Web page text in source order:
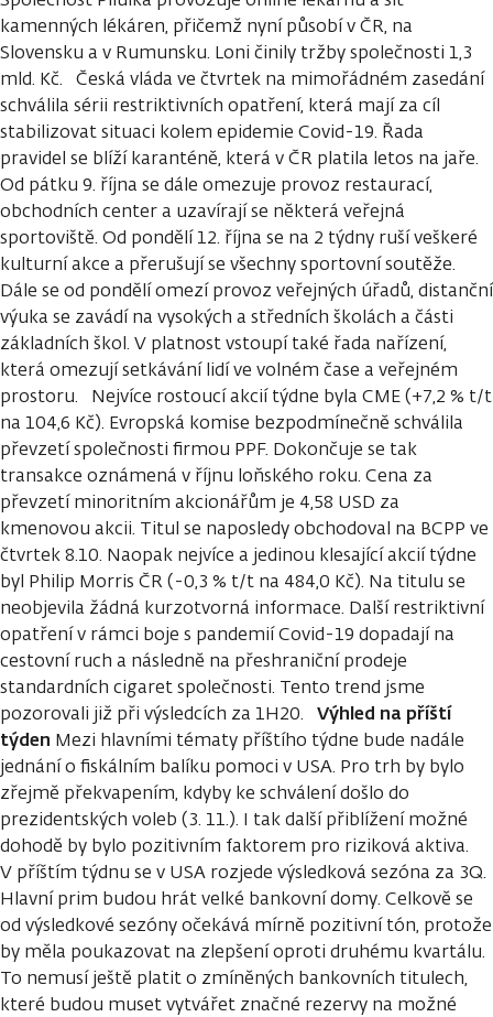
kamenných lékáren, přičemž nyní působí v ČR, na
Slovensku a v Rumunsku. Loni činily tržby společnosti 1,3
mld. Kč. Česká vláda ve čtvrtek na mimořádném zasedání
schválila sérii restriktivních opatření, která mají za cíl
stabilizovat situaci kolem epidemie Covid-19. Řada
pravidel se blíží karanténě, která v ČR platila letos na jaře.
Od pátku 9. října se dále omezuje provoz restaurací,
obchodních center a uzavírají se některá veřejná
sportoviště. Od pondělí 12. října se na 2 týdny ruší veškeré
kulturní akce a přerušují se všechny sportovní soutěže.
Dále se od pondělí omezí provoz veřejných úřadů, distanční
výuka se zavádí na vysokých a středních školách a části
základních škol. V platnost vstoupí také řada nařízení,
která omezují setkávání lidí ve volném čase a veřejném
prostoru. Nejvíce rostoucí akcií týdne byla CME (+7,2 % t/t
na 104,6 Kč). Evropská komise bezpodmínečně schválila
převzetí společnosti firmou PPF. Dokončuje se tak
transakce oznámená v říjnu loňského roku. Cena za
převzetí minoritním akcionářům je 4,58 USD za
kmenovou akcii. Titul se naposledy obchodoval na BCPP ve
čtvrtek 8.10. Naopak nejvíce a jedinou klesající akcií týdne
byl Philip Morris ČR (-0,3 % t/t na 484,0 Kč). Na titulu se
neobjevila žádná kurzotvorná informace. Další restriktivní
opatření v rámci boje s pandemií Covid-19 dopadají na
cestovní ruch a následně na přeshraniční prodeje
standardních cigaret společnosti. Tento trend jsme
pozorovali již při výsledcích za 1H20. Výhled na příští
týden Mezi hlavními tématy příštího týdne bude nadále
jednání o fiskálním balíku pomoci v USA. Pro trh by bylo
zřejmě překvapením, kdyby ke schválení došlo do
prezidentských voleb (3. 11.). I tak další přiblížení možné
dohodě by bylo pozitivním faktorem pro riziková aktiva.
V příštím týdnu se v USA rozjede výsledková sezóna za 3Q.
Hlavní prim budou hrát velké bankovní domy. Celkově se
od výsledkové sezóny očekává mírně pozitivní tón, protože
by měla poukazovat na zlepšení oproti druhému kvartálu.
To nemusí ještě platit o zmíněných bankovních titulech,
které budou muset vytvářet značné rezervy na možné